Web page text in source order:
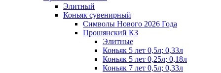
Элитный
Коньяк сувенирный
Символы Нового 2026 Года
Прошянский КЗ
Элитные
Коньяк 5 лет 0,5л; 0,33л
Коньяк 5 лет 0,25л; 0,18л
Коньяк 7 лет 0,5л; 0,33л